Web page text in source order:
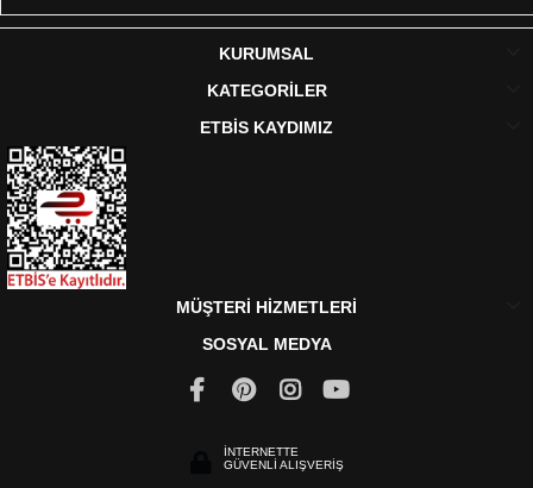
KURUMSAL
KATEGORİLER
ETBİS KAYDIMIZ
MÜŞTERİ HİZMETLERİ
SOSYAL MEDYA
İNTERNETTE
GÜVENLİ ALIŞVERİŞ